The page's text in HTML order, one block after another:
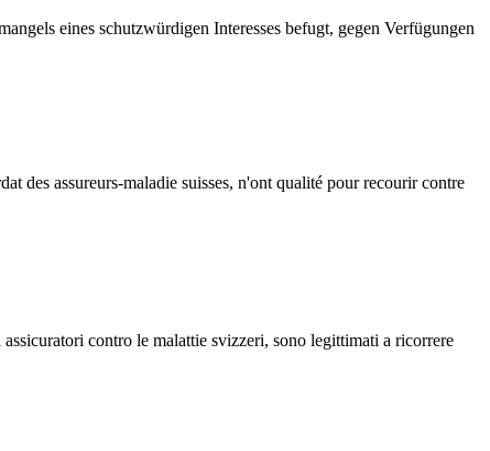
eines schutzwürdigen Interesses befugt, gegen Verfügungen
des assureurs-maladie suisses, n'ont qualité pour recourir contre
contro le malattie svizzeri, sono legittimati a ricorrere